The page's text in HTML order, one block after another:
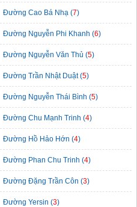
Đường Cao Bá Nhạ (7)
Đường Nguyễn Phi Khanh (6)
Đường Nguyễn Văn Thủ (5)
Đường Trần Nhật Duật (5)
Đường Nguyễn Thái Bình (5)
Đường Chu Mạnh Trinh (4)
Đường Hồ Hảo Hớn (4)
Đường Phan Chu Trinh (4)
Đường Đặng Trần Côn (3)
Đường Yersin (3)